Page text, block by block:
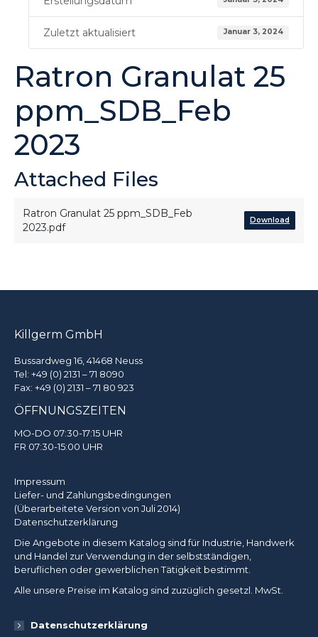
Zuletzt aktualisiert Januar 3, 2024
Ratron Granulat 25
ppm_SDB_Feb
2023
Attached Files
Ratron Granulat 25 ppm_SDB_Feb
2023.pdf
Download
Killgerm GmbH
Bussardweg 16, 41468 Neuss
Tel: +49 (0) 2131 – 71 8090
Fax: +49 (0) 2131 – 71 80 923
ÖFFNUNGSZEITEN
MO-DO 07:30-17:15 UHR
FR 07:30-15:00 UHR
Impressum
Liefer- und Zahlungsbedingungen
(Überarbeitete Version von Juli 2014)
Datenschutzerklärung
Die Angebote in diesem Katalog sind für Industrie, Handwerk
und Handel zur Verwendung in der selbstständigen,
beruflichen oder gewerblichen Tätigkeit bestimmt.
Alle unsere Preise im Katalog sind zuzüglich gesetzl. MwSt.
Datenschutzerklärung